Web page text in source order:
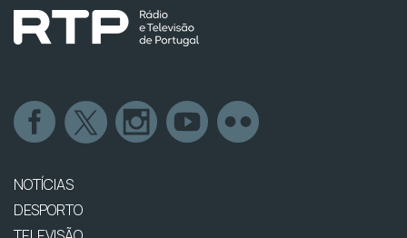
NOTÍCIAS
DESPORTO